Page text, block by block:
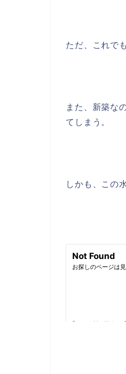
ただ、これで
また、新築な
てしまう。
しかも、この